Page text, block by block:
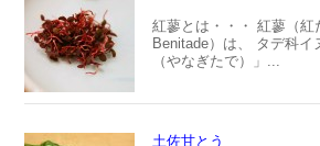
紅蓼とは・・・ 紅蓼（紅
Benitade）は、 タデ科イ
（やなぎたで）」...
土佐甘とう